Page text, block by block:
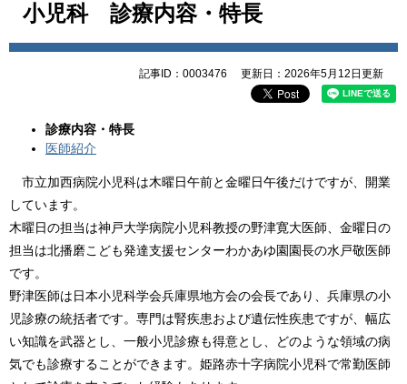
小児科 診療内容・特長
記事ID：0003476 更新日：2026年5月12日更新
診療内容・特長
医師紹介
市立加西病院小児科は木曜日午前と金曜日午後だけですが、開業
しています。
木曜日の担当は神戸大学病院小児科教授の野津寛大医師、金曜日の
担当は北播磨こども発達支援センターわかあゆ園園長の水戸敬医師
です。
野津医師は日本小児科学会兵庫県地方会の会長であり、兵庫県の小
児診療の統括者です。専門は腎疾患および遺伝性疾患ですが、幅広
い知識を武器とし、一般小児診療も得意とし、どのような領域の病
気でも診療することができます。姫路赤十字病院小児科で常勤医師